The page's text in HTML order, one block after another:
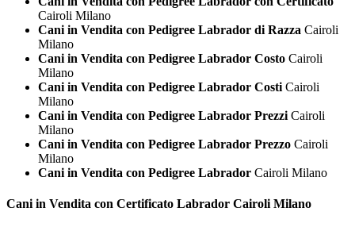
Cairoli Milano
Cani in Vendita con Pedigree Labrador di Razza Cairoli
Milano
Cani in Vendita con Pedigree Labrador Costo Cairoli
Milano
Cani in Vendita con Pedigree Labrador Costi Cairoli
Milano
Cani in Vendita con Pedigree Labrador Prezzi Cairoli
Milano
Cani in Vendita con Pedigree Labrador Prezzo Cairoli
Milano
Cani in Vendita con Pedigree Labrador Cairoli Milano
Cani in Vendita con Certificato Labrador Cairoli Milano